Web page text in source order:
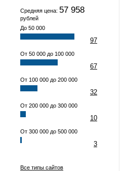
Средняя цена: 57 958
рублей
До 50 000
97
От 50 000 до 100 000
67
От 100 000 до 200 000
32
От 200 000 до 300 000
10
От 300 000 до 500 000
3
Все типы сайтов